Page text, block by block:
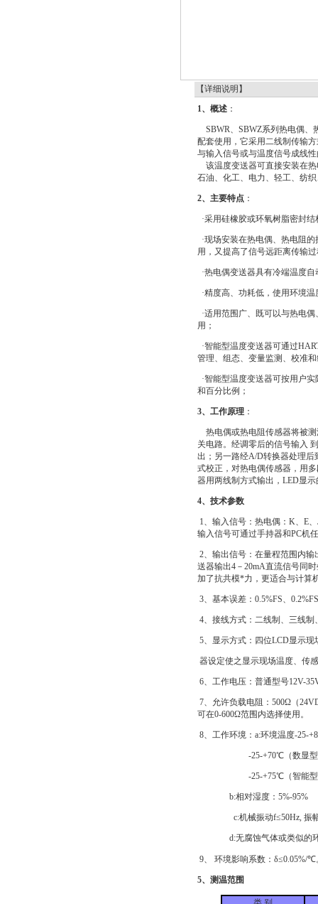
【详细说明】
1、概述：
SBWR、SBWZ系列热电偶、
配套使用，它采用二线制传输
与输入信号或与温度信号成线
该温度变送器可直接安装在热
石油、化工、电力、轻工、纺
2、主要特点：
·采用硅橡胶或环氧树脂密封
·现场安装在热电偶、热电阻
用，又提高了信号远距离传
·热电偶变送器具有冷端温度
·精度高、功耗低，使用环境
·适用范围广、既可以与热电
用；
·智能型温度变送器可通过
管理、组态、变量监测、校准
·智能型温度变送器可按用户
和百分比例；
3、工作原理：
热电偶或热电阻传感器将被测
关电路。经调零后的信号输入
出；另一路经A/D转换器处理
式校正，对热电偶传感器，用
器用两线制方式输出，LED显
4、技术参数
1、输入信号：热电偶：K、E
输入信号可通过手持器和PC机
2、输出信号：在量程范围内
送器输出4－20mA直流信号同
加了抗共模*力，更适合与计算
3、基本误差：0.5%FS、
4、接线方式：二线制、三线制
5、显示方式：四位LCD显示
器设定使之显示现场温度、传
6、工作电压：普通型号12V-
7、允许负载电阻：500Ω（
可在0-600Ω范围内选择使用。
8、工作环境：a:环境温度-25-
-25-+70℃（数显型
-25-+75℃（智能型
b:相对湿度：5%-95%
c:机械振动f≤50Hz, 振幅
d:无腐蚀气体或类似的
9、 环境影响系数：δ≤0.05%/℃
5、测温范围